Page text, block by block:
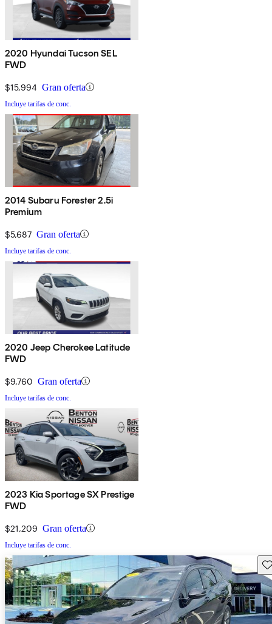
2020 Hyundai Tucson SEL
FWD
$15,994 Gran oferta
Incluye tarifas de conc.
2014 Subaru Forester 2.5i
Premium
$5,687 Gran oferta
Incluye tarifas de conc.
2020 Jeep Cherokee Latitude
FWD
$9,760 Gran oferta
Incluye tarifas de conc.
2023 Kia Sportage SX Prestige
FWD
$21,209 Gran oferta
Incluye tarifas de conc.